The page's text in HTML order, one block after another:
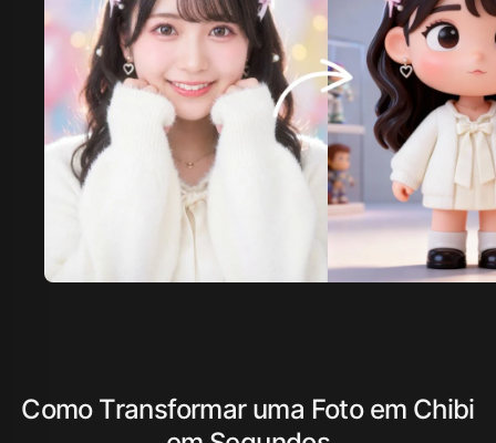
Como Transformar uma Foto em Chibi